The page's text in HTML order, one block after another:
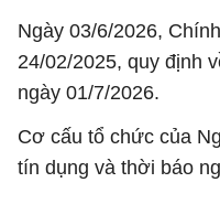
Ngày 03/6/2026,
24/02/2025, quy định
ngày 01/7/2026.
Cơ cấu tổ chức của
tín dụng và thời báo